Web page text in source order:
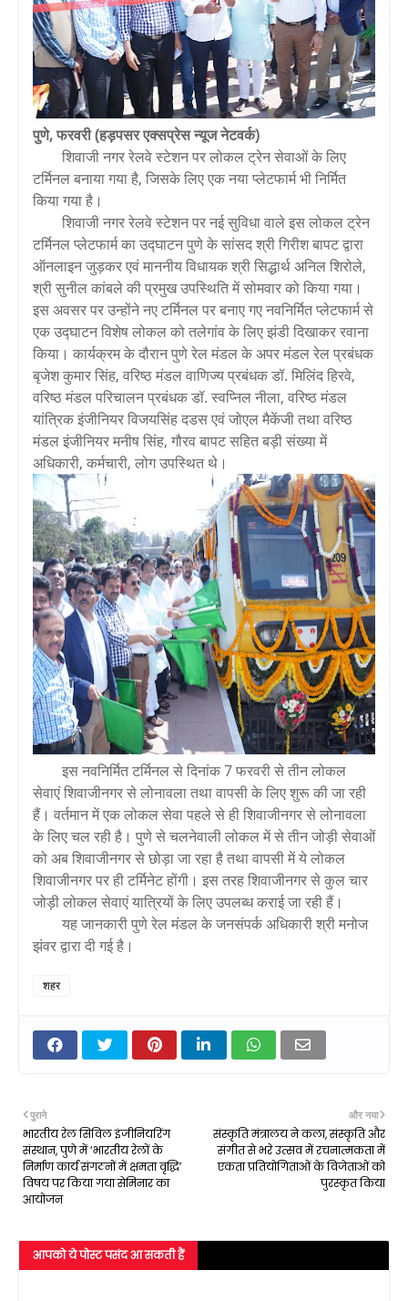
पुणे, फरवरी (हड़पसर एक्सप्रेस न्यूज नेटवर्क)
शिवाजी नगर रेलवे स्टेशन पर लोकल ट्रेन सेवाओं के लिए
टर्मिनल बनाया गया है, जिसके लिए एक नया प्लेटफार्म भी निर्मित
किया गया है।
शिवाजी नगर रेलवे स्टेशन पर नई सुविधा वाले इस लोकल ट्रेन
टर्मिनल प्लेटफार्म का उद्घाटन पुणे के सांसद श्री गिरीश बापट द्वारा
ऑनलाइन जुड़कर एवं माननीय विधायक श्री सिद्धार्थ अनिल शिरोले,
श्री सुनील कांबले की प्रमुख उपस्थिति में सोमवार को किया गया।
इस अवसर पर उन्होंने नए टर्मिनल पर बनाए गए नवनिर्मित प्लेटफार्म से
एक उद्घाटन विशेष लोकल को तलेगांव के लिए झंडी दिखाकर रवाना
किया। कार्यक्रम के दौरान पुणे रेल मंडल के अपर मंडल रेल प्रबंधक
बृजेश कुमार सिंह, वरिष्ठ मंडल वाणिज्य प्रबंधक डॉ. मिलिंद हिरवे,
वरिष्ठ मंडल परिचालन प्रबंधक डॉ. स्वप्निल नीला, वरिष्ठ मंडल
यांत्रिक इंजीनियर विजयसिंह दडस एवं जोएल मैकेंजी तथा वरिष्ठ
मंडल इंजीनियर मनीष सिंह, गौरव बापट सहित बड़ी संख्या में
अधिकारी, कर्मचारी, लोग उपस्थित थे।
इस नवनिर्मित टर्मिनल से दिनांक 7 फरवरी से तीन लोकल
सेवाएं शिवाजीनगर से लोनावला तथा वापसी के लिए शुरू की जा रही
हैं। वर्तमान में एक लोकल सेवा पहले से ही शिवाजीनगर से लोनावला
के लिए चल रही है। पुणे से चलनेवाली लोकल में से तीन जोड़ी सेवाओं
को अब शिवाजीनगर से छोड़ा जा रहा है तथा वापसी में ये लोकल
शिवाजीनगर पर ही टर्मिनेट होंगी। इस तरह शिवाजीनगर से कुल चार
जोड़ी लोकल सेवाएं यात्रियों के लिए उपलब्ध कराई जा रही हैं।
यह जानकारी पुणे रेल मंडल के जनसंपर्क अधिकारी श्री मनोज
झंवर द्वारा दी गई है।
शहर
और नया
संस्कृति मंत्रालय ने कला, संस्कृति और
संगीत से भरे उत्सव में रचनात्मकता में
एकता प्रतियोगिताओं के विजेताओं को
पुरस्कृत किया
पुराने
भारतीय रेल सिविल इंजीनियरिंग
संस्थान, पुणे में ‘भारतीय रेलों के
निर्माण कार्य संगठनों में क्षमता वृद्धि’
विषय पर किया गया सेमिनार का
आयोजन
आपको ये पोस्ट पसंद आ सकती हैं